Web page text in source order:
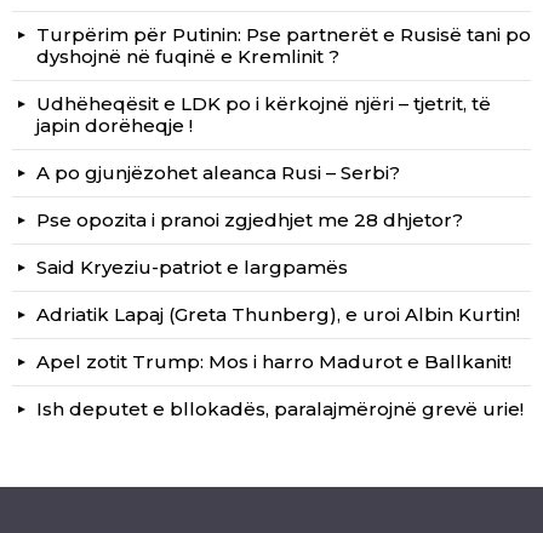
Turpërim për Putinin: Pse partnerët e Rusisë tani po
dyshojnë në fuqinë e Kremlinit ?
Udhëheqësit e LDK po i kërkojnë njëri – tjetrit, të
japin dorëheqje !
A po gjunjëzohet aleanca Rusi – Serbi?
Pse opozita i pranoi zgjedhjet me 28 dhjetor?
Said Kryeziu-patriot e largpamës
Adriatik Lapaj (Greta Thunberg), e uroi Albin Kurtin!
Apel zotit Trump: Mos i harro Madurot e Ballkanit!
Ish deputet e bllokadës, paralajmërojnë grevë urie!